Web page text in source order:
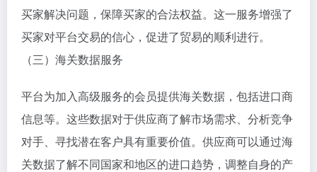
买家解决问题，保障买家的合法权益。这一服务增强了
买家对平台交易的信心，促进了贸易的顺利进行。
（三）海关数据服务
平台为加入高级服务的会员提供海关数据，包括进口商
信息等。这些数据对于供应商了解市场需求、分析竞争
对手、寻找潜在客户具有重要价值。供应商可以通过海
关数据了解不同国家和地区的进口趋势，调整自身的产